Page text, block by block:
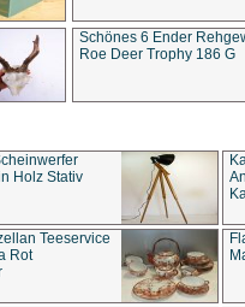
Schönes 6 Ender
Roe Deer Trophy 186 G
Holz Stativ
Teeservice
Rot